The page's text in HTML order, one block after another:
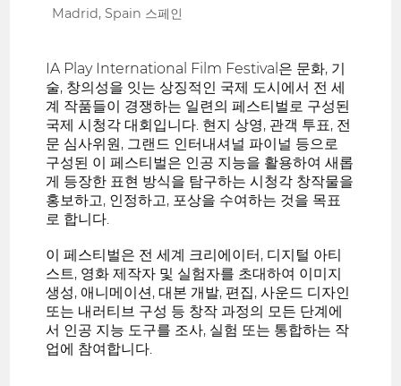
Madrid, Spain 스페인
IA Play International Film Festival은 문화, 기
술, 창의성을 잇는 상징적인 국제 도시에서 전 세
계 작품들이 경쟁하는 일련의 페스티벌로 구성된
국제 시청각 대회입니다. 현지 상영, 관객 투표, 전
문 심사위원, 그랜드 인터내셔널 파이널 등으로
구성된 이 페스티벌은 인공 지능을 활용하여 새롭
게 등장한 표현 방식을 탐구하는 시청각 창작물을
홍보하고, 인정하고, 포상을 수여하는 것을 목표
로 합니다.
이 페스티벌은 전 세계 크리에이터, 디지털 아티
스트, 영화 제작자 및 실험자를 초대하여 이미지
생성, 애니메이션, 대본 개발, 편집, 사운드 디자인
또는 내러티브 구성 등 창작 과정의 모든 단계에
서 인공 지능 도구를 조사, 실험 또는 통합하는 작
업에 참여합니다.